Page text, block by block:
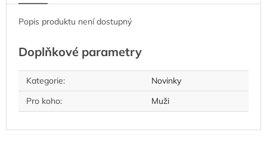
Popis produktu není dostupný
Doplňkové parametry
Kategorie:
Novinky
Pro koho: Muži